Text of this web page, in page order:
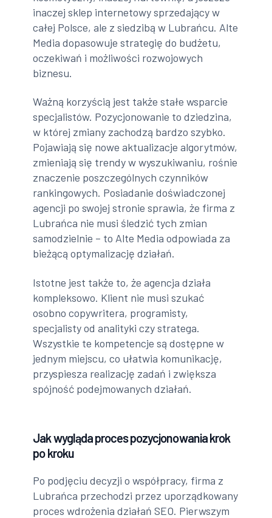
inaczej sklep internetowy sprzedający w
całej Polsce, ale z siedzibą w Lubrańcu. Alte
Media dopasowuje strategię do budżetu,
oczekiwań i możliwości rozwojowych
biznesu.
Ważną korzyścią jest także stałe wsparcie
specjalistów. Pozycjonowanie to dziedzina,
w której zmiany zachodzą bardzo szybko.
Pojawiają się nowe aktualizacje algorytmów,
zmieniają się trendy w wyszukiwaniu, rośnie
znaczenie poszczególnych czynników
rankingowych. Posiadanie doświadczonej
agencji po swojej stronie sprawia, że firma z
Lubrańca nie musi śledzić tych zmian
samodzielnie – to Alte Media odpowiada za
bieżącą optymalizację działań.
Istotne jest także to, że agencja działa
kompleksowo. Klient nie musi szukać
osobno copywritera, programisty,
specjalisty od analityki czy stratega.
Wszystkie te kompetencje są dostępne w
jednym miejscu, co ułatwia komunikację,
przyspiesza realizację zadań i zwiększa
spójność podejmowanych działań.
Jak wygląda proces pozycjonowania krok
po kroku
Po podjęciu decyzji o współpracy, firma z
Lubrańca przechodzi przez uporządkowany
proces wdrożenia działań SEO. Pierwszym